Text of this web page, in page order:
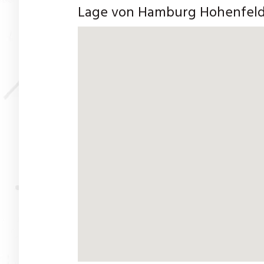
Lage von Hamburg